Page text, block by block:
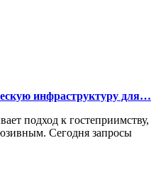
инфраструктуру для…
подход к гостеприимству,
Сегодня запросы